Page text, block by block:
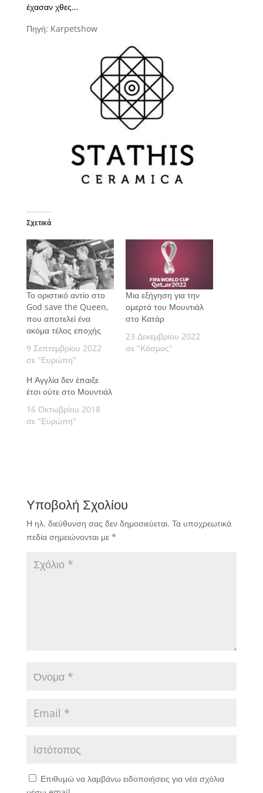
έχασαν χθες…
Πηγή: Karpetshow
Σχετικά
Το οριστικό αντίο στο
God save the Queen,
που αποτελεί ένα
ακόμα τέλος εποχής
9 Σεπτεμβρίου 2022
σε "Ευρώπη"
Μια εξήγηση για την
ομερτά του Μουντιάλ
στο Κατάρ
23 Δεκεμβρίου 2022
σε "Κόσμος"
Η Αγγλία δεν έπαιξε
έτσι ούτε στο Μουντιάλ
16 Οκτωβρίου 2018
σε "Ευρώπη"
Υποβολή Σχολίου
Η ηλ. διεύθυνση σας δεν δημοσιεύεται. Τα υποχρεωτικά
πεδία σημειώνονται με *
Επιθυμώ να λαμβάνω ειδοποιήσεις για νέα σχόλια